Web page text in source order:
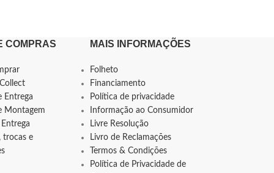
COMPRAS
Entrega
Montagem
trocas e
MAIS INFORMAÇÕES
Folheto
Financiamento
Política de privacidade
Informação ao Consumidor
Livre Resolução
Livro de Reclamações
Termos & Condições
Política de Privacidade de